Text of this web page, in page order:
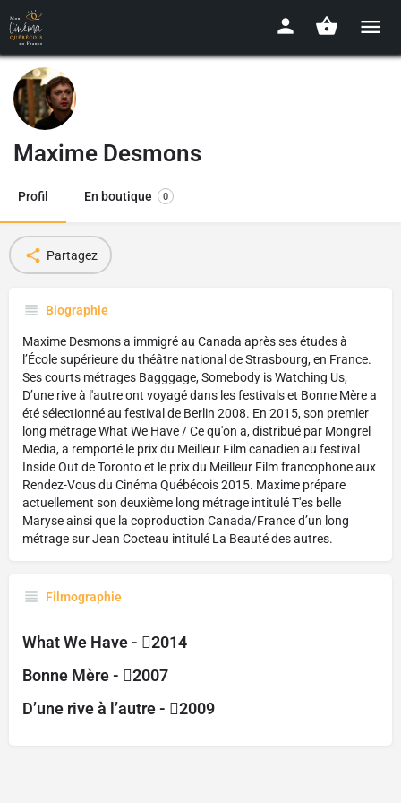
Maxime Desmons
Profil En boutique 0
Partagez
Biographie
Maxime Desmons a immigré au Canada après ses études à
l’École supérieure du théâtre national de Strasbourg, en France.
Ses courts métrages Bagggage, Somebody is Watching Us,
D’une rive à l'autre ont voyagé dans les festivals et Bonne Mère a
été sélectionné au festival de Berlin 2008. En 2015, son premier
long métrage What We Have / Ce qu'on a, distribué par Mongrel
Media, a remporté le prix du Meilleur Film canadien au festival
Inside Out de Toronto et le prix du Meilleur Film francophone aux
Rendez-Vous du Cinéma Québécois 2015. Maxime prépare
actuellement son deuxième long métrage intitulé T'es belle
Maryse ainsi que la coproduction Canada/France d’un long
métrage sur Jean Cocteau intitulé La Beauté des autres.
Filmographie
What We Have -
2014
Bonne Mère -
2007
D’une rive à l’autre -
2009